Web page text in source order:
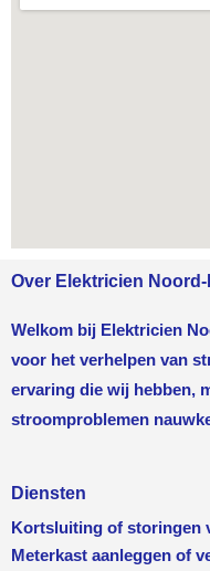
Over Elektricien Noord-
Welkom bij Elektricien
voor het verhelpen van
ervaring die wij hebben,
stroomproblemen
Diensten
Kortsluiting of storingen
Meterkast aanleggen of